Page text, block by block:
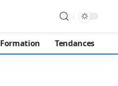
Formation Tendances